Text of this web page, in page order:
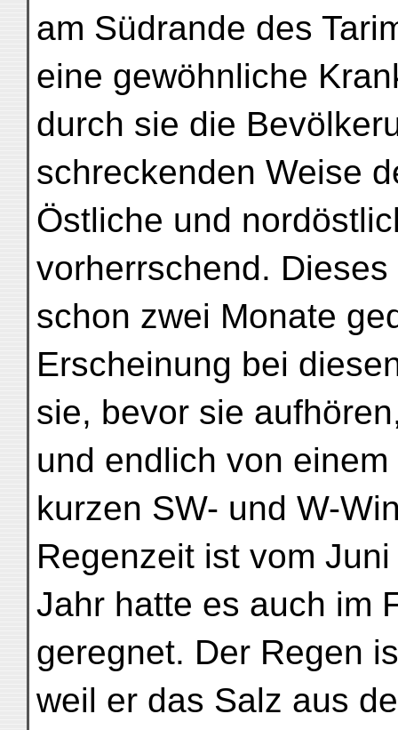
am Südrande des
eine gewöhnliche
durch sie die
schreckenden Weise
Östliche und
vorherrschend.
schon zwei Monate
Erscheinung bei
sie, bevor sie
und endlich von
kurzen SW- und W-
Regenzeit ist vom
Jahr hatte es auch im
geregnet. Der Regen
weil er das Salz aus